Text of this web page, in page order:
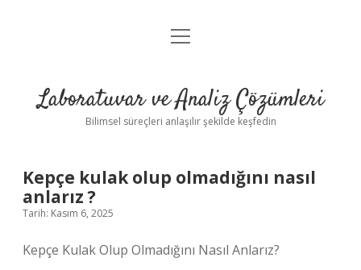
Anasayfa
Yasal Uyarı
menüyü
Laboratuvar ve Analiz Çözümleri
Bilimsel süreçleri anlaşılır şekilde keşfedin
Kepçe kulak olup olmadığını nasıl
anlarız ?
Tarih: Kasım 6, 2025
Kepçe Kulak Olup Olmadığını Nasıl Anlarız?